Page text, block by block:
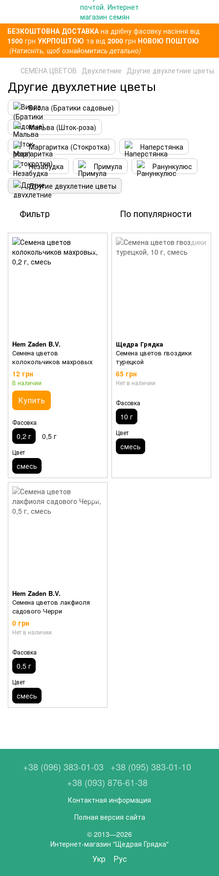
БЕЗКОШТОВНА ДОСТАВКАна дрібну фасовку насіння від
1500 грн УКРПОШТОЮ та від 2000 грн НОВОЮ ПОШТОЮ
(Натисніть, щоб ознайомитись детально)
СЕМЕНА ЦВЕТОВ Двухлетние Другие двухлетние цветы
Другие двухлетние цветы
Виола (Братики садовые)
Мальва (Шток-роза)
Маргаритка (Стокротка)
Наперстянка
Незабудка
Примула
Ранункулюс
Другие двухлетние цветы
Фильтр По популярности
Hem Zaden B.V.
Семена цветов
колокольчиков махровых
12 грн
В наличии
Купить
Фасовка
0,2 г 0,5 г
Цвет
смесь
Щедра Грядка
Семена цветов гвоздики
турецкой
65 грн
Нет в наличии
Фасовка
10 г
Цвет
смесь
Hem Zaden B.V.
Семена цветов лакфиоля
садового Черри
0 грн
Нет в наличии
Фасовка
0,5 г
Цвет
смесь
+38 (096) 383-01-03
+38 (095) 383-01-10
+38 (093) 876-61-38
Контактная информация
Полная версия сайта
© 2013—2026
Интернет-магазин "Щедрая Грядка"
Укр Рус